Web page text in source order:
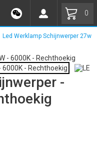
0
Led Werklamp Schijnwerper 27w
-